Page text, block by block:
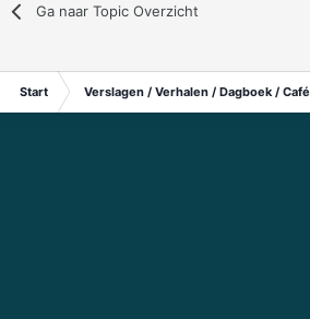
Ga naar Topic Overzicht
Start Verslagen / Verhalen / Dagboek / Café